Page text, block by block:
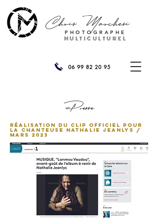
PHOTOGRAPHE
MULTICULTUREL
ChrisMarchesi
06 99 82 20 95
Presse
Réalisation du clip officiel pour
la chanteuse Nathalie Jeanlys /
mars 2023